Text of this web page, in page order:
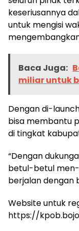
keseriusannya
untuk mengisi
Baca Juga:
miliar untuk
Dengan di-
bisa membantu
di tingkat
“Dengan
betul-betul
berjalan dengan
Website untuk
https://